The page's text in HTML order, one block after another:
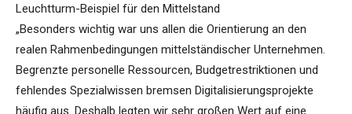
Leuchtturm-Beispiel für den Mittelstand
„Besonders wichtig war uns allen die Orientierung an den
realen Rahmenbedingungen mittelständischer Unternehmen.
Begrenzte personelle Ressourcen, Budgetrestriktionen und
fehlendes Spezialwissen bremsen Digitalisierungsprojekte
häufig aus. Deshalb legten wir sehr großen Wert auf eine